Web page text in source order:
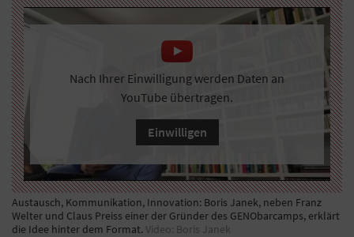
Nach Ihrer Einwilligung werden Daten an
YouTube übertragen.
Einwilligen
Austausch, Kommunikation, Innovation: Boris Janek, neben Franz
Welter und Claus Preiss einer der Gründer des GENObarcamps, erklärt
die Idee hinter dem Format. Video: Boris Janek